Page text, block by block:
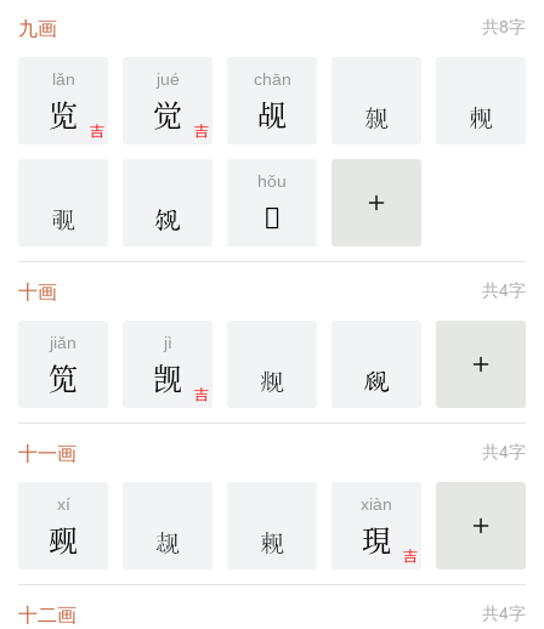
共8字
九画
lǎn
吉
览
jué
吉
觉
chān
觇
hǒu
𫌩 更多
共4字
十画
jiǎn
笕
jì
吉
觊 更多
共4字
十一画
xí
觋
xiàn
吉
現 更多
共4字
十二画